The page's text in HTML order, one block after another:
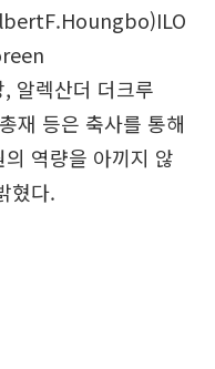
알렉산더 더크루
재 등은 축사를 통해
역량을 아끼지 않
혔다.